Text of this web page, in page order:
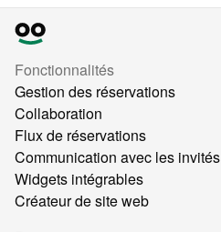
Fonctionnalités
Gestion des réservations
Collaboration
Flux de réservations
Communication avec les invités
Widgets intégrables
Créateur de site web